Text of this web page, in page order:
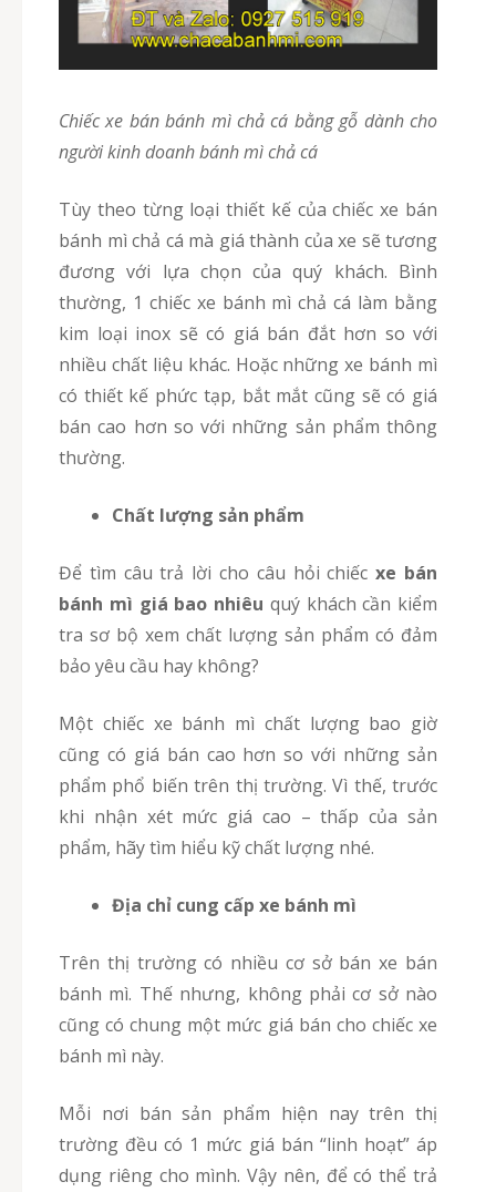
Chiếc xe bán bánh mì chả cá bằng gỗ dành cho
người kinh doanh bánh mì chả cá
Tùy theo từng loại thiết kế của chiếc xe bán
bánh mì chả cá mà giá thành của xe sẽ tương
đương với lựa chọn của quý khách. Bình
thường, 1 chiếc xe bánh mì chả cá làm bằng
kim loại inox sẽ có giá bán đắt hơn so với
nhiều chất liệu khác. Hoặc những xe bánh mì
có thiết kế phức tạp, bắt mắt cũng sẽ có giá
bán cao hơn so với những sản phẩm thông
thường.
Chất lượng sản phẩm
Để tìm câu trả lời cho câu hỏi chiếcxe bán
bánh mì giá bao nhiêu quý khách cần kiểm
tra sơ bộ xem chất lượng sản phẩm có đảm
bảo yêu cầu hay không?
Một chiếc xe bánh mì chất lượng bao giờ
cũng có giá bán cao hơn so với những sản
phẩm phổ biến trên thị trường. Vì thế, trước
khi nhận xét mức giá cao – thấp của sản
phẩm, hãy tìm hiểu kỹ chất lượng nhé.
Địa chỉ cung cấp xe bánh mì
Trên thị trường có nhiều cơ sở bán xe bán
bánh mì. Thế nhưng, không phải cơ sở nào
cũng có chung một mức giá bán cho chiếc xe
bánh mì này.
Mỗi nơi bán sản phẩm hiện nay trên thị
trường đều có 1 mức giá bán “linh hoạt” áp
dụng riêng cho mình. Vậy nên, để có thể trả